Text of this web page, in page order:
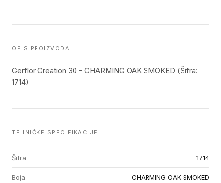
OPIS PROIZVODA
Gerflor Creation 30 - CHARMING OAK SMOKED (Šifra:
1714)
TEHNIČKE SPECIFIKACIJE
Šifra 1714
Boja CHARMING OAK SMOKED